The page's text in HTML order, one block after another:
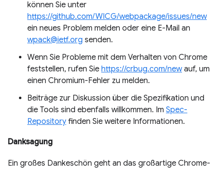
können Sie unter
https://github.com/WICG/webpackage/issues/new
ein neues Problem melden oder eine E-Mail an
wpack@ietf.org senden.
Wenn Sie Probleme mit dem Verhalten von Chrome
feststellen, rufen Sie https://crbug.com/newauf, um
einen Chromium-Fehler zu melden.
Beiträge zur Diskussion über die Spezifikation und
die Tools sind ebenfalls willkommen. Im Spec-
Repository finden Sie weitere Informationen.
Danksagung
Ein großes Dankeschön geht an das großartige Chrome-